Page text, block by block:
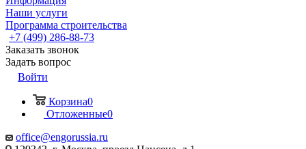
Наши услуги
Программа строительства
+7 (499) 286-88-73
Заказать звонок
Задать вопрос
Войти
Корзина0
Отложенные0
office@engorussia.ru